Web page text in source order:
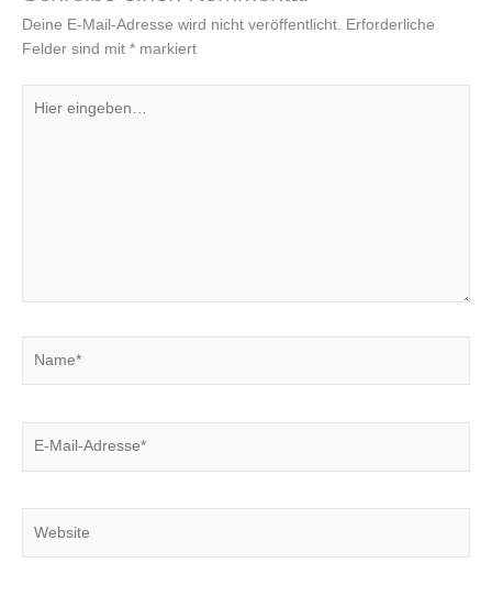
Deine E-Mail-Adresse wird nicht veröffentlicht. Erforderliche
Felder sind mit * markiert
eingeben…